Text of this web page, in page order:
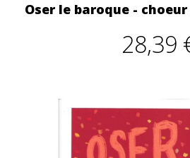
Oser le baroque -
28,39